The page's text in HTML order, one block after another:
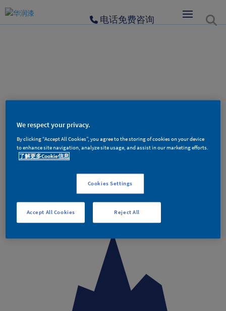
电话免费咨询
404
对不起，您访问的页面不存在！
We respect your privacy.
By clicking “Accept All Cookies”, you agree to the storing of cookies on your device
to enhance site navigation, analyze site usage, and assist in our marketing efforts.
了解更多Cookie信息
Cookies Settings
Reject All
Accept All Cookies